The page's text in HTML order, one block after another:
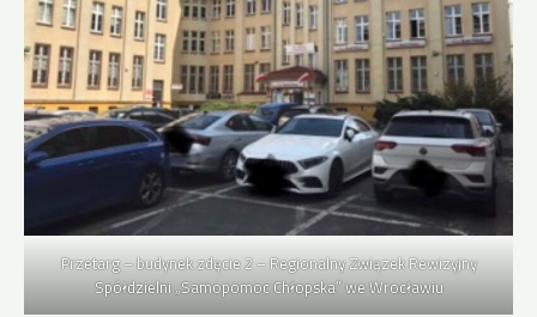
Przetarg – budynek zdęcie 2 – Regionalny Związek Rewizyjny
Spółdzielni „Samopomoc Chłopska” we Wrocławiu